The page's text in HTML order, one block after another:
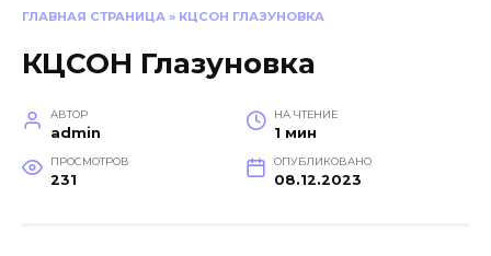
ГЛАВНАЯ СТРАНИЦА » КЦСОН ГЛАЗУНОВКА
КЦСОН Глазуновка
АВТОР
admin
НА ЧТЕНИЕ
1 мин
ПРОСМОТРОВ
231
ОПУБЛИКОВАНО
08.12.2023